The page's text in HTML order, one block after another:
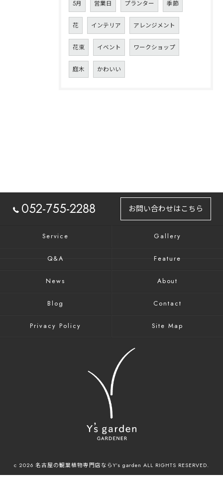
5月 営業日 プランター 季節
花 インテリア アレンジメント
花束 イベント ワークショップ
庭木 かわいい
052-755-2288 お問い合わせはこちら
Service Gallery
Q&A Feature
News About
Blog Contact
Privacy Policy Site Map
c 2026 名古屋の観葉植物専門店ならY’s garden ALL RIGHTS RESERVED.